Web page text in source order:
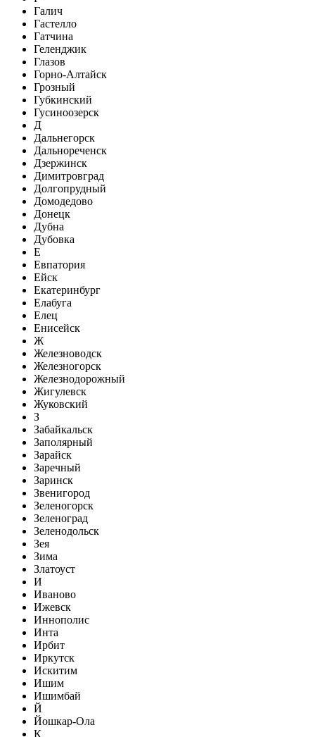
Галич
Гастелло
Гатчина
Геленджик
Глазов
Горно-Алтайск
Грозный
Губкинский
Гусиноозерск
Д
Дальнегорск
Дальнореченск
Дзержинск
Димитровград
Долгопрудный
Домодедово
Донецк
Дубна
Дубовка
Е
Евпатория
Ейск
Екатеринбург
Елабуга
Елец
Енисейск
Ж
Железноводск
Железногорск
Железнодорожный
Жигулевск
Жуковский
З
Забайкальск
Заполярный
Зарайск
Заречный
Заринск
Звенигород
Зеленогорск
Зеленоград
Зеленодольск
Зея
Зима
Златоуст
И
Иваново
Ижевск
Иннополис
Инта
Ирбит
Иркутск
Искитим
Ишим
Ишимбай
Й
Йошкар-Ола
К